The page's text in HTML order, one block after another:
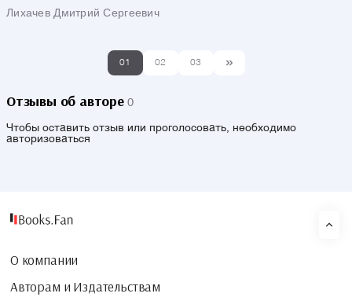
Лихачев Дмитрий Сергеевич
01 02 03
Отзывы об авторе 0
Чтобы оставить отзыв или проголосовать, необходимо
авторизоваться
О компании
Авторам и Издательствам